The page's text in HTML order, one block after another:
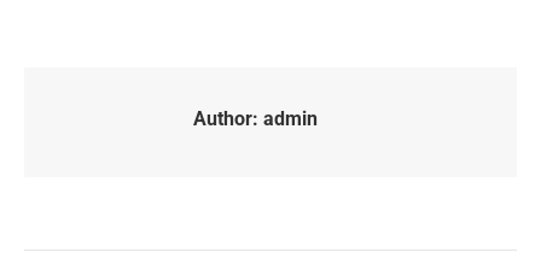
Author: admin